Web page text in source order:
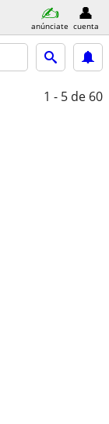
anúnciate cuenta
1 - 5 de 60